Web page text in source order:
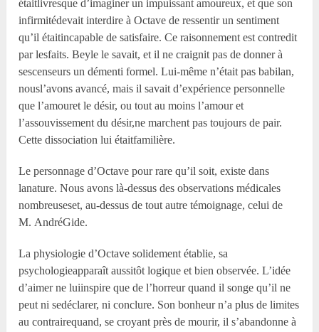
étaitlivresque d’imaginer un impuissant amoureux, et que son
infirmitédevait interdire à Octave de ressentir un sentiment
qu’il étaitincapable de satisfaire. Ce raisonnement est contredit
par lesfaits. Beyle le savait, et il ne craignit pas de donner à
sescenseurs un démenti formel. Lui-même n’était pas babilan,
nousl’avons avancé, mais il savait d’expérience personnelle
que l’amouret le désir, ou tout au moins l’amour et
l’assouvissement du désir,ne marchent pas toujours de pair.
Cette dissociation lui étaitfamilière.
Le personnage d’Octave pour rare qu’il soit, existe dans
lanature. Nous avons là-dessus des observations médicales
nombreuseset, au-dessus de tout autre témoignage, celui de
M. AndréGide.
La physiologie d’Octave solidement établie, sa
psychologieapparaît aussitôt logique et bien observée. L’idée
d’aimer ne luiinspire que de l’horreur quand il songe qu’il ne
peut ni sedéclarer, ni conclure. Son bonheur n’a plus de limites
au contrairequand, se croyant près de mourir, il s’abandonne à